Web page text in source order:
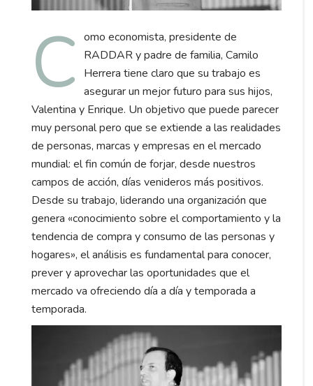
C omo economista, presidente de
RADDAR y padre de familia, Camilo
Herrera tiene claro que su trabajo es
asegurar un mejor futuro para sus hijos,
Valentina y Enrique. Un objetivo que puede parecer
muy personal pero que se extiende a las realidades
de personas, marcas y empresas en el mercado
mundial: el fin común de forjar, desde nuestros
campos de acción, días venideros más positivos.
Desde su trabajo, liderando una organización que
genera «conocimiento sobre el comportamiento y la
tendencia de compra y consumo de las personas y
hogares», el análisis es fundamental para conocer,
prever y aprovechar las oportunidades que el
mercado va ofreciendo día a día y temporada a
temporada.